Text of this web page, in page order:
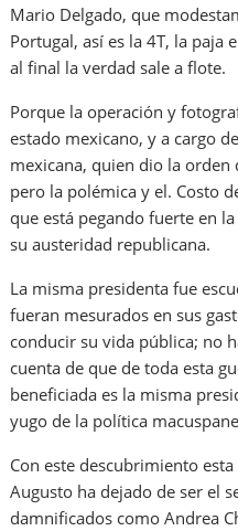
Mario Delgado, que
Portugal, así es la 4T, la paja
al final la verdad sale a flote.
Porque la operación y
estado mexicano, y a cargo
mexicana, quien dio la orden
pero la polémica y el. Costo
que está pegando fuerte en
su austeridad republicana.
La misma presidenta fue
fueran mesurados en sus
conducir su vida pública; no
cuenta de que de toda esta
beneficiada es la misma
yugo de la política
Con este descubrimiento
Augusto ha dejado de ser el
damnificados como Andrea